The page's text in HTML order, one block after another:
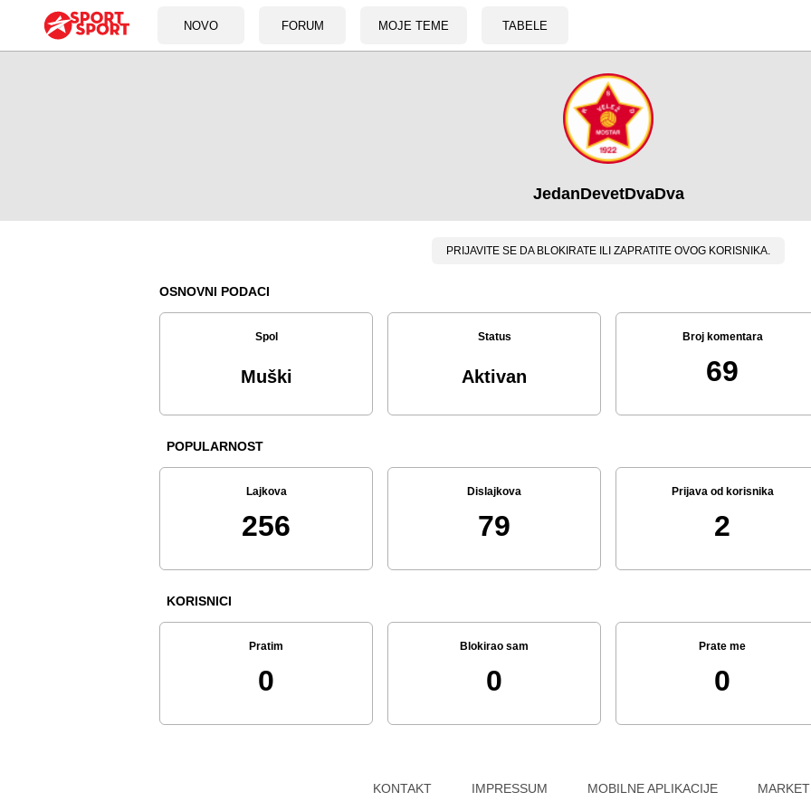
NOVO FORUM MOJE TEME TABELE
JedanDevetDvaDva
PRIJAVITE SE DA BLOKIRATE ILI ZAPRATITE OVOG KORISNIKA.
OSNOVNI PODACI
Spol
Muški
Status
Aktivan
Broj komentara
69
POPULARNOST
Lajkova
256
Dislajkova
79
Prijava od korisnika
2
KORISNICI
Pratim
0
Blokirao sam
0
Prate me
0
KONTAKT IMPRESSUM MOBILNE APLIKACIJE